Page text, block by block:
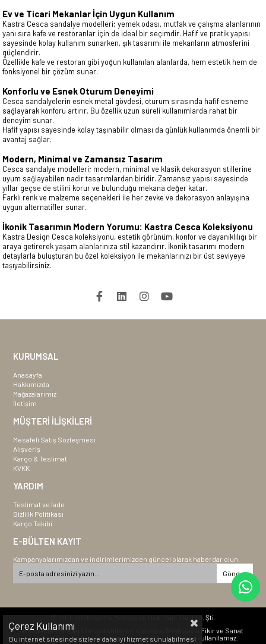
Ev ve Ticari Mekanlar İçin Uygun Kullanım
Kastra Cesca sandalye modelleri; yemek odası, mutfak ve çalışma alanlarının
yanı sıra kafe ve restoranlar için de ideal bir seçimdir. Hafif ve pratik yapısı
sayesinde kolay kullanım sunarken, şık tasarımı ile mekanların atmosferini
güçlendirir.
Özellikle kafe ve restoran gibi yoğun kullanılan alanlarda, hem estetik hem de
fonksiyonel bir çözüm sunar.
Konforlu ve Esnek Oturum Deneyimi
Cesca sandalyelerin esnek metal gövdesi, oturum sırasında hafif esneme
sağlayarak konforu artırır. Bu özellik uzun süreli kullanımlarda rahat bir
deneyim sunar.
Hafif yapısı sayesinde kolay taşınabilir olması da günlük kullanımda önemli bir
avantaj sağlar.
Modern, Minimal ve Zamansız Tasarım
Cesca sandalye modelleri; modern, minimal ve klasik dekorasyon stillerine
uyum sağlayabilen nadir tasarımlardan biridir. Zamansız yapısı sayesinde
yıllar geçse de stilini korur ve bulunduğu mekana değer katar.
Farklı renk ve malzeme seçenekleri ile her zevke ve dekorasyon anlayışına
uygun alternatifler sunar.
İkonik Tasarımın Modern Yorumu: Kastra Cesca Koleksiyonu
Kastra Design Cesca koleksiyonu, estetik görünüm, konfor ve dayanıklılığı bir
araya getirerek yaşam alanlarınıza stil kazandırır. İkonik tasarımı modern
detaylarla buluşturan bu özel koleksiyon ile mekanlarınızı bir üst seviyeye
taşıyabilirsiniz.
KURUMSAL
Anasayfa
Hakkımızda
Mağazalarımız
İletişim
MÜŞTERİ İLİŞKİLERİ
Mesafeli Satış Sözleşmesi
Alışveriş
Kargo & Teslimat
KVKK
YARDIM
Teslimat ve İade
Gizlilik Politikası
Kargo Takibi
E-BÜLTEN KAYIT
Kampanyalarımızdan ve indirimlerimizden güncel olarak haberdar olun.
Gönder
© 2011-2026 Kastra Mobilya ve Dek. San. Tic. Ltd. Şti.
Bu sitede yer alan tüm görseller ve içerikler, 5846 sayılı Fikir ve Sanat
Eserleri Kanunu kapsamında korunmakta olup izinsiz kullanılamaz.
Çerez Kullanımı
Bu internet sitesinde sizlere daha iyi hizmet sunulabilmesi